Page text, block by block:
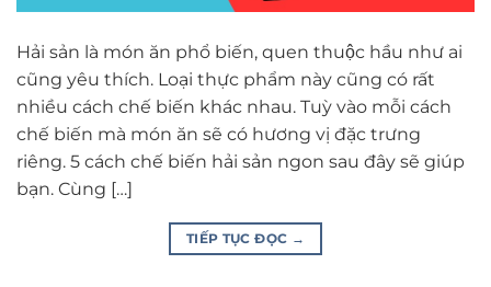
Hải sản là món ăn phổ biến, quen thuộc hầu như ai
cũng yêu thích. Loại thực phẩm này cũng có rất
nhiều cách chế biến khác nhau. Tuỳ vào mỗi cách
chế biến mà món ăn sẽ có hương vị đặc trưng
riêng. 5 cách chế biến hải sản ngon sau đây sẽ giúp
bạn. Cùng […]
TIẾP TỤC ĐỌC →